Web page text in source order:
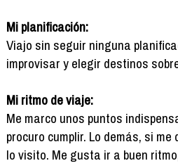
Mi planificación:
Viajo sin seguir ninguna
improvisar y elegir destinos
Mi ritmo de viaje:
Me marco unos puntos
procuro cumplir. Lo demás, si me
lo visito. Me gusta ir a buen